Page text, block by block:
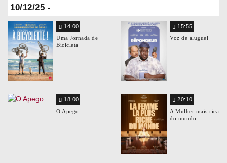
10/12/25 -
14:00
Uma Jornada de
Bicicleta
15:55
Voz de aluguel
18:00
O Apego
20:10
A Mulher mais rica
do mundo